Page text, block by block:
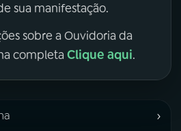
sua manifestação.
sobre a Ouvidoria da
completa Clique aqui.
›